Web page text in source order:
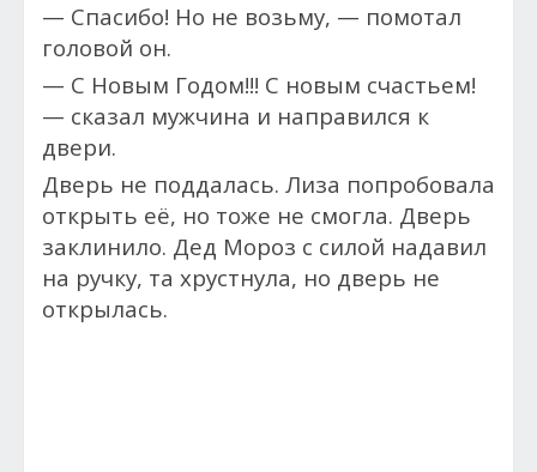
— Спасибо! Но не возьму, — помотал
головой он.
— С Новым Годом!!! С новым счастьем!
— сказал мужчина и направился к
двери.
Дверь не поддалась. Лиза попробовала
открыть её, но тоже не смогла. Дверь
заклинило. Дед Мороз с силой надавил
на ручку, та хрустнула, но дверь не
открылась.